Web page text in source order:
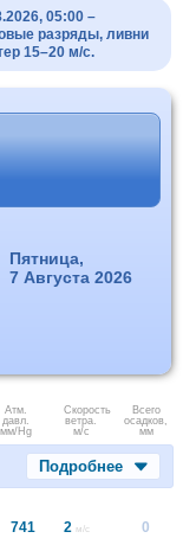
05:00 –
разряды, ливни
15–20 м/с.
Пятница,
7 Августа 2026
Атм.
давл.
мм/Hg
Скорость
ветра.
м/с
Всего
осадков,
мм
Подробнее
741 2 м/с 0